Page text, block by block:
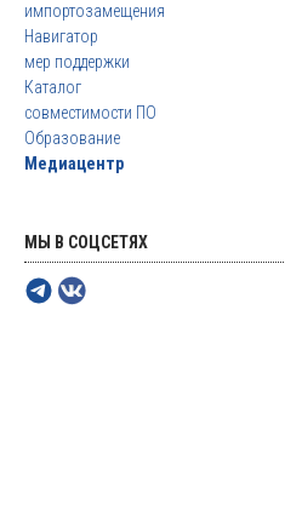
импортозамещения
Навигатор
мер поддержки
Каталог
совместимости ПО
Образование
Медиацентр
МЫ В СОЦСЕТЯХ